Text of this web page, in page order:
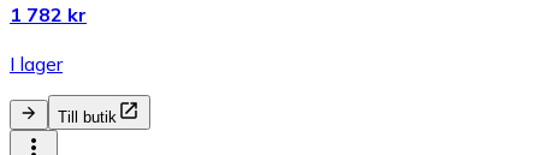
1 782 kr
I lager
Till butik